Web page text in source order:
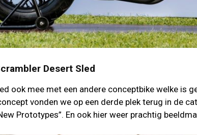
Desert Sled
ook mee met een andere conceptbike welke is
vonden we op een derde plek terug in de
Prototypes”. En ook hier weer prachtig